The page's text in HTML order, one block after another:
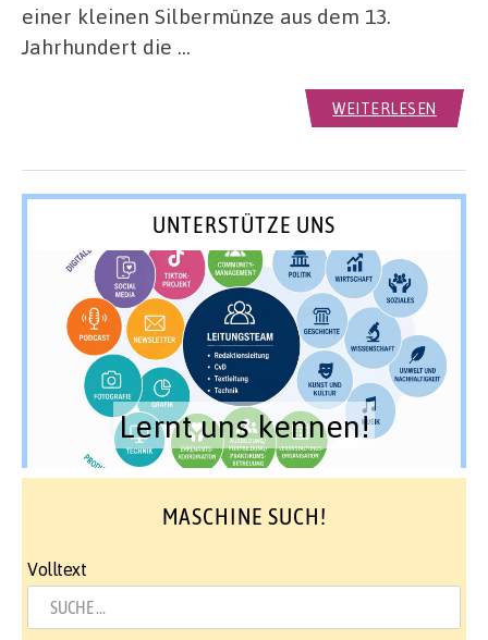
einer kleinen Silbermünze aus dem 13.
Jahrhundert die …
WEITERLESEN
UNTERSTÜTZE UNS
Lernt uns kennen!
MASCHINE SUCH!
Volltext